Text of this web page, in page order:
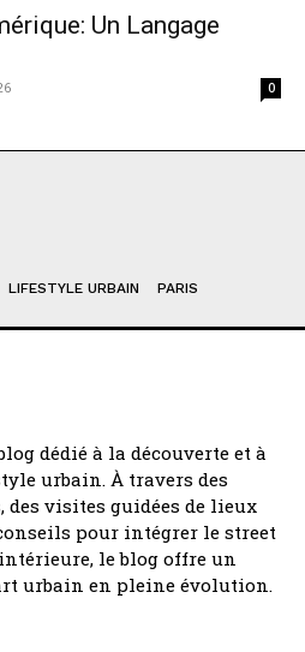
Un Langage
0
LIFESTYLE URBAIN PARIS
dédié à la découverte et à
urbain. À travers des
visites guidées de lieux
pour intégrer le street
le blog offre un
urbain en pleine évolution.